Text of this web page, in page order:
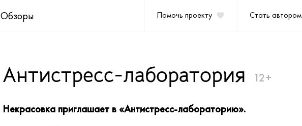
Обзоры Помочь проекту Стать автором
Антистресс-лаборатория 12+
Некрасовка приглашает в «Антистресс-лабораторию».